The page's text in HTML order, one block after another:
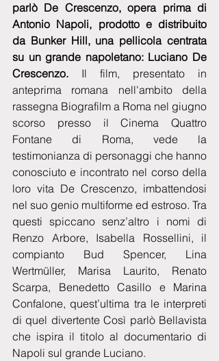
parlò De Crescenzo, opera prima di
Antonio Napoli, prodotto e distribuito
da Bunker Hill, una pellicola centrata
su un grande napoletano: Luciano De
Crescenzo. Il film, presentato in
anteprima romana nell'ambito della
rassegna Biografilm a Roma nel giugno
scorso presso il Cinema Quattro
Fontane di Roma, vede la
testimonianza di personaggi che hanno
conosciuto e incontrato nel corso della
loro vita De Crescenzo, imbattendosi
nel suo genio multiforme ed estroso. Tra
questi spiccano senz’altro i nomi di
Renzo Arbore, Isabella Rossellini, il
compianto Bud Spencer, Lina
Wertmüller, Marisa Laurito, Renato
Scarpa, Benedetto Casillo e Marina
Confalone, quest’ultima tra le interpreti
di quel divertente Così parlò Bellavista
che ispira il titolo al documentario di
Napoli sul grande Luciano.